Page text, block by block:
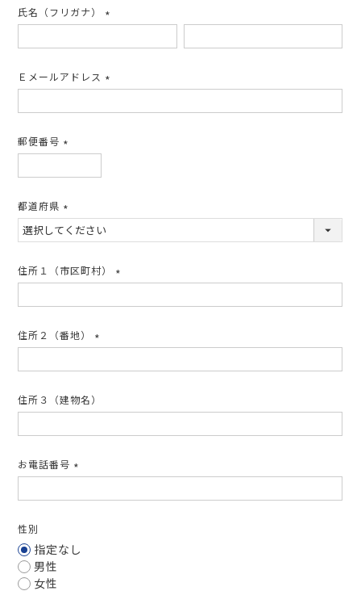
氏名（フリガナ）
須)
Ｅメールアドレス
須)
郵便番号
須)
都道府県
(必
須)
住所１（市区町村）
須)
住所２（番地）
須)
住所３（建物名）
お電話番号
須)
性別
指定なし
男性
女性